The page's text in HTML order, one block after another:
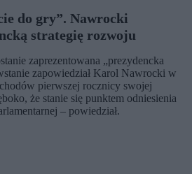
do gry”. Nawrocki
strategię rozwoju
zaprezentowana „prezydencka
zapowiedział Karol Nawrocki w
pierwszej rocznicy swojej
że stanie się punktem odniesienia
– powiedział.